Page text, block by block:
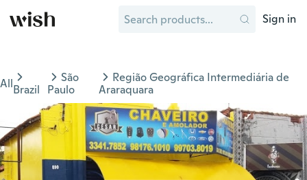
Sign in
AllBrazil
São
Paulo
Região Geográfica Intermediária de
Araraquara